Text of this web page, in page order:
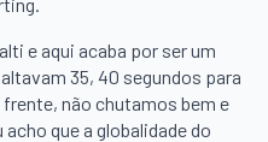
e aqui acaba por ser um
35, 40 segundos para
frente, não chutamos bem e
que a globalidade do